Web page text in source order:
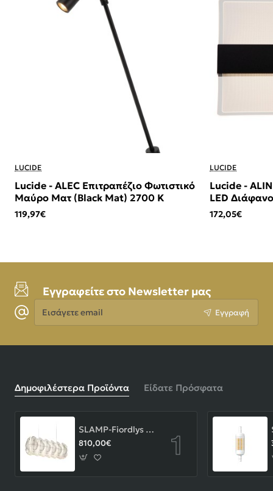
LUCIDE
Lucide - ALEC Επιτραπέζιο Φωτιστικό
Μαύρο Ματ (Black Mat) 2700 K
119,97€
LUCIDE
Lucide -
LED
172,05€
Εγγραφείτε στο Newsletter μας
Εισάγετε
email
Εγγραφή
Δημοφιλέστερα Προϊόντα Είδατε Πρόσφατα
SLAMP-Fiordlys Linear Φωτιστικό Κρεμαστό 90x26x33cm White ΚΩΔ.-FRDSXXLWHT01T00LINEU
810,00€